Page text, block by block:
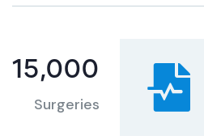
15,000
Surgeries